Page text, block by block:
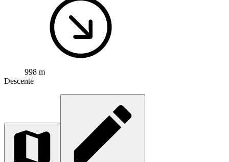
998 m
Descente